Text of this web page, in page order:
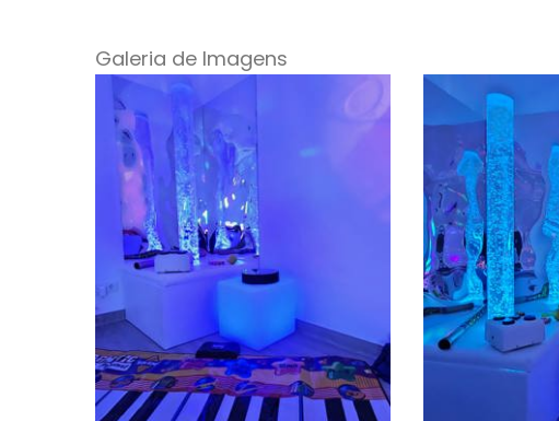
Galeria de Imagens